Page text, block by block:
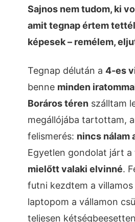
Sajnos nem tudom, ki
amit tegnap értem
képesek – remélem,
Tegnap délután a 4-es
benne minden
Boráros téren szálltam
megállójába tartottam,
felismerés: nincs nálam
Egyetlen gondolat járt a
mielőtt valaki elvinné.
futni kezdtem a villamos
laptopom a vállamon
teljesen